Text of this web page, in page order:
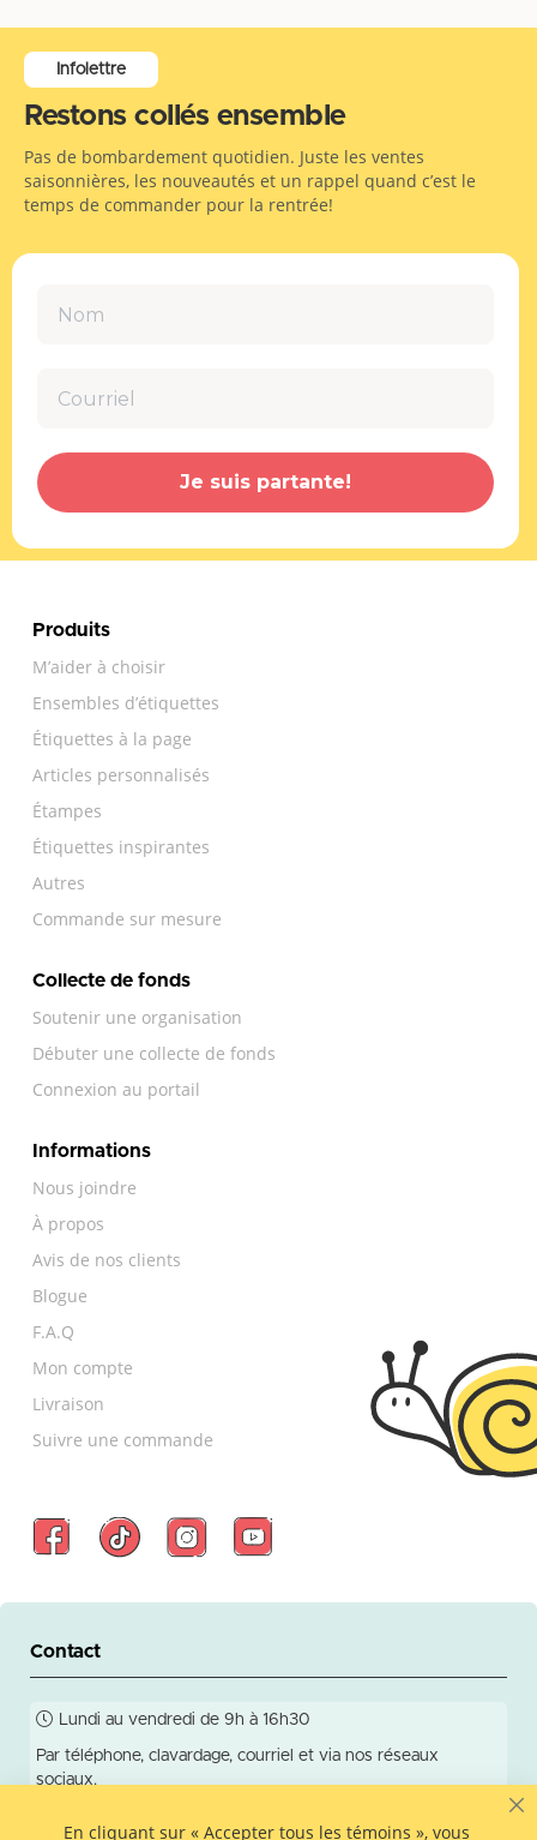
Infolettre
Restons collés ensemble
Pas de bombardement quotidien. Juste les ventes
saisonnières, les nouveautés et un rappel quand c’est le
temps de commander pour la rentrée!
Je suis partante!
Contact
Lundi au vendredi de 9h à 16h30
Par téléphone, clavardage, courriel et via nos réseaux
sociaux.
Produits
M’aider à choisir
Ensembles d’étiquettes
Étiquettes à la page
Articles personnalisés
Étampes
Étiquettes inspirantes
Autres
Commande sur mesure
Collecte de fonds
Soutenir une organisation
Débuter une collecte de fonds
Connexion au portail
Informations
Nous joindre
À propos
Avis de nos clients
Blogue
F.A.Q
Mon compte
Livraison
Suivre une commande
En cliquant sur « Accepter tous les témoins », vous